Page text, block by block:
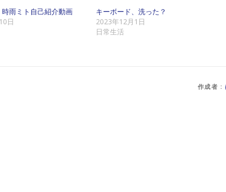
雨ミト自己紹介動画
日
キーボード、洗った？
2023年12月1日
日常生活
作成者 :